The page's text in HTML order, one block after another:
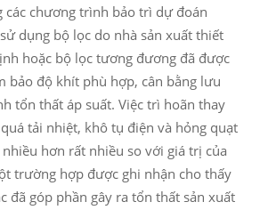
các chương trình bảo trì dự đoán
dụng bộ lọc do nhà sản xuất thiết
hoặc bộ lọc tương đương đã được
bảo độ khít phù hợp, cân bằng lưu
tổn thất áp suất. Việc trì hoãn thay
tải nhiệt, khô tụ điện và hỏng quạt
hơn rất nhiều so với giá trị của
trường hợp được ghi nhận cho thấy
đã góp phần gây ra tổn thất sản xuất